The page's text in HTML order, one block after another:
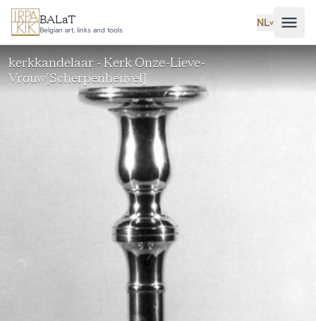
Ga naar hoofdinhoud
BALaT
Belgian art, links and tools
NL˅
kerkkandelaar - Kerk Onze-Lieve-
Vrouw[Scherpenheuvel]